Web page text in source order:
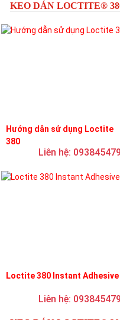
KEO DÁN LOCTITE®
Hướng dẫn sử dụng Loctite
380
Liên hệ:
Loctite 380 Instant Adhesive
Liên hệ: